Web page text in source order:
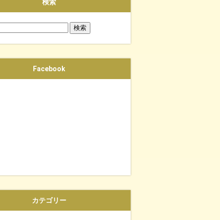
検索
Facebook
カテゴリー